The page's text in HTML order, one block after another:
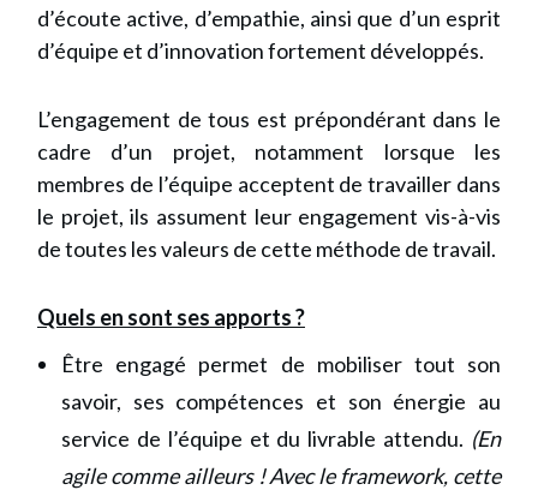
d’écoute active, d’empathie, ainsi que d’un esprit
d’équipe et d’innovation fortement développés.
L’engagement de tous est prépondérant dans le
cadre d’un projet, notamment lorsque les
membres de l’équipe acceptent de travailler dans
le projet, ils assument leur engagement vis-à-vis
de toutes les valeurs de cette méthode de travail.
Quels en sont ses apports ?
Être engagé permet de mobiliser tout son
savoir, ses compétences et son énergie au
service de l’équipe et du livrable attendu. (En
agile comme ailleurs ! Avec le framework, cette